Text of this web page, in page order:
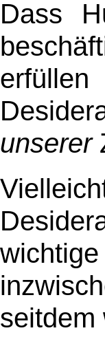
Dass
erfüllen
unserer
seitdem